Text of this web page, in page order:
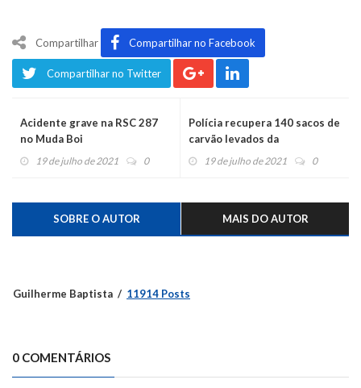
Compartilhar Compartilhar no Facebook
Compartilhar no Twitter
Acidente grave na RSC 287
no Muda Boi
19 de julho de 2021 0
Polícia recupera 140 sacos de
carvão levados da
propriedade em que
19 de julho de 2021 0
SOBRE O AUTOR MAIS DO AUTOR
Guilherme Baptista 11914 Posts
0 COMENTÁRIOS